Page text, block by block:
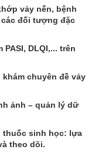
vảy nến, bệnh
đối tượng đặc
DLQI,... trên
chuyên đề vảy
ảnh – quản lý dữ
thuốc sinh học: lựa
theo dõi.